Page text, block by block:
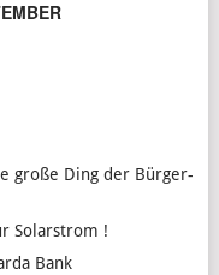
große Ding der Bürger-
Solarstrom !
Bank